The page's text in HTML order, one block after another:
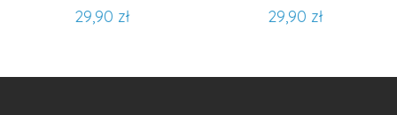
29,90 zł 29,90 zł